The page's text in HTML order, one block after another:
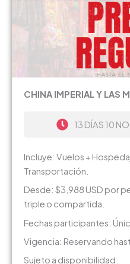
CHINA IMPERIAL Y LAS
13 DÍAS 10
Incluye: Vuelos +
Transportación.
Desde: $3,988 USD por
triple o compartida.
Fechas participantes:
Vigencia: Reservando
Sujeto a disponibilidad.